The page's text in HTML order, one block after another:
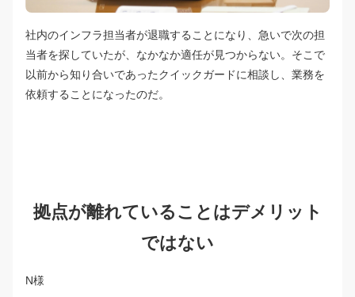
社内のインフラ担当者が退職することになり、急いで次の担
当者を探していたが、なかなか適任が見つからない。そこで
以前から知り合いであったクイックガードに相談し、業務を
依頼することになったのだ。
拠点が離れていることはデメリット
ではない
N様